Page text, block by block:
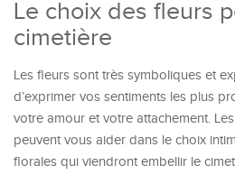
Le choix des fleurs
cimetière
Les fleurs sont très symboliques et
d’exprimer vos sentiments les plus
votre amour et votre attachement.
peuvent vous aider dans le choix
florales qui viendront embellir le